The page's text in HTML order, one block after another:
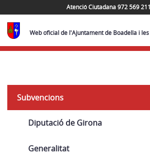
Atenció Ciutadana 972 569 211
Web oficial de l'Ajuntament de Boadella i les
Navega
Subvencions
Diputació de Girona
Generalitat